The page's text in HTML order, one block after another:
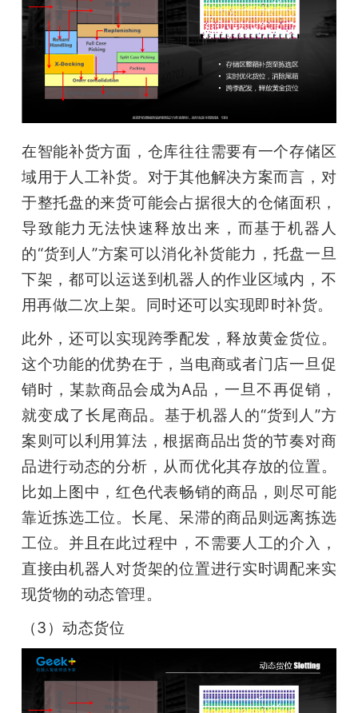
在智能补货方面，仓库往往需要有一个存储区
域用于人工补货。对于其他解决方案而言，对
于整托盘的来货可能会占据很大的仓储面积，
导致能力无法快速释放出来，而基于机器人
的“货到人”方案可以消化补货能力，托盘一旦
下架，都可以运送到机器人的作业区域内，不
用再做二次上架。同时还可以实现即时补货。
此外，还可以实现跨季配发，释放黄金货位。
这个功能的优势在于，当电商或者门店一旦促
销时，某款商品会成为A品，一旦不再促销，
就变成了长尾商品。基于机器人的“货到人”方
案则可以利用算法，根据商品出货的节奏对商
品进行动态的分析，从而优化其存放的位置。
比如上图中，红色代表畅销的商品，则尽可能
靠近拣选工位。长尾、呆滞的商品则远离拣选
工位。并且在此过程中，不需要人工的介入，
直接由机器人对货架的位置进行实时调配来实
现货物的动态管理。
（3）动态货位